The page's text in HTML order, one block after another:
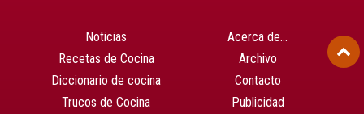
Noticias
Recetas de Cocina
Diccionario de cocina
Trucos de Cocina
Acerca de…
Archivo
Contacto
Publicidad